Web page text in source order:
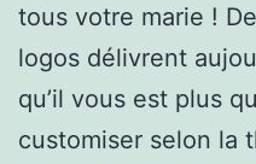
tous votre marie !
logos délivrent
qu’il vous est plus
customiser selon la